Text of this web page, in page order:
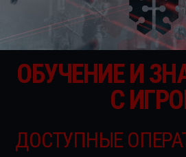
ОБУЧЕНИЕ И
С
ДОСТУПНЫЕ